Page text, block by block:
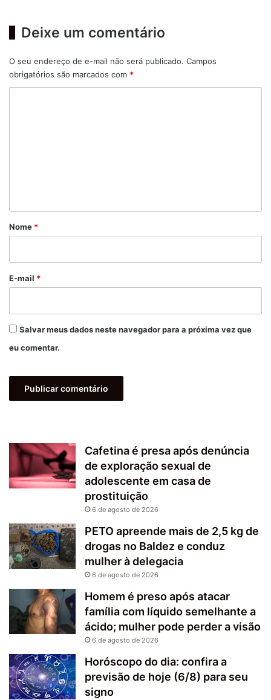
Deixe um comentário
O seu endereço de e-mail não será publicado. Campos
obrigatórios são marcados com *
r
*
Nome *
E-mail *
Salvar meus dados neste navegador para a próxima vez que
eu comentar.
Cafetina é presa após denúncia
de exploração sexual de
adolescente em casa de
prostituição
6 de agosto de 2026
PETO apreende mais de 2,5 kg de
drogas no Baldez e conduz
mulher à delegacia
6 de agosto de 2026
Homem é preso após atacar
família com líquido semelhante a
ácido; mulher pode perder a visão
6 de agosto de 2026
Horóscopo do dia: confira a
previsão de hoje (6/8) para seu
signo